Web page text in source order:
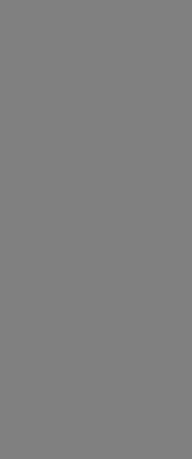
Alfredo Gea"